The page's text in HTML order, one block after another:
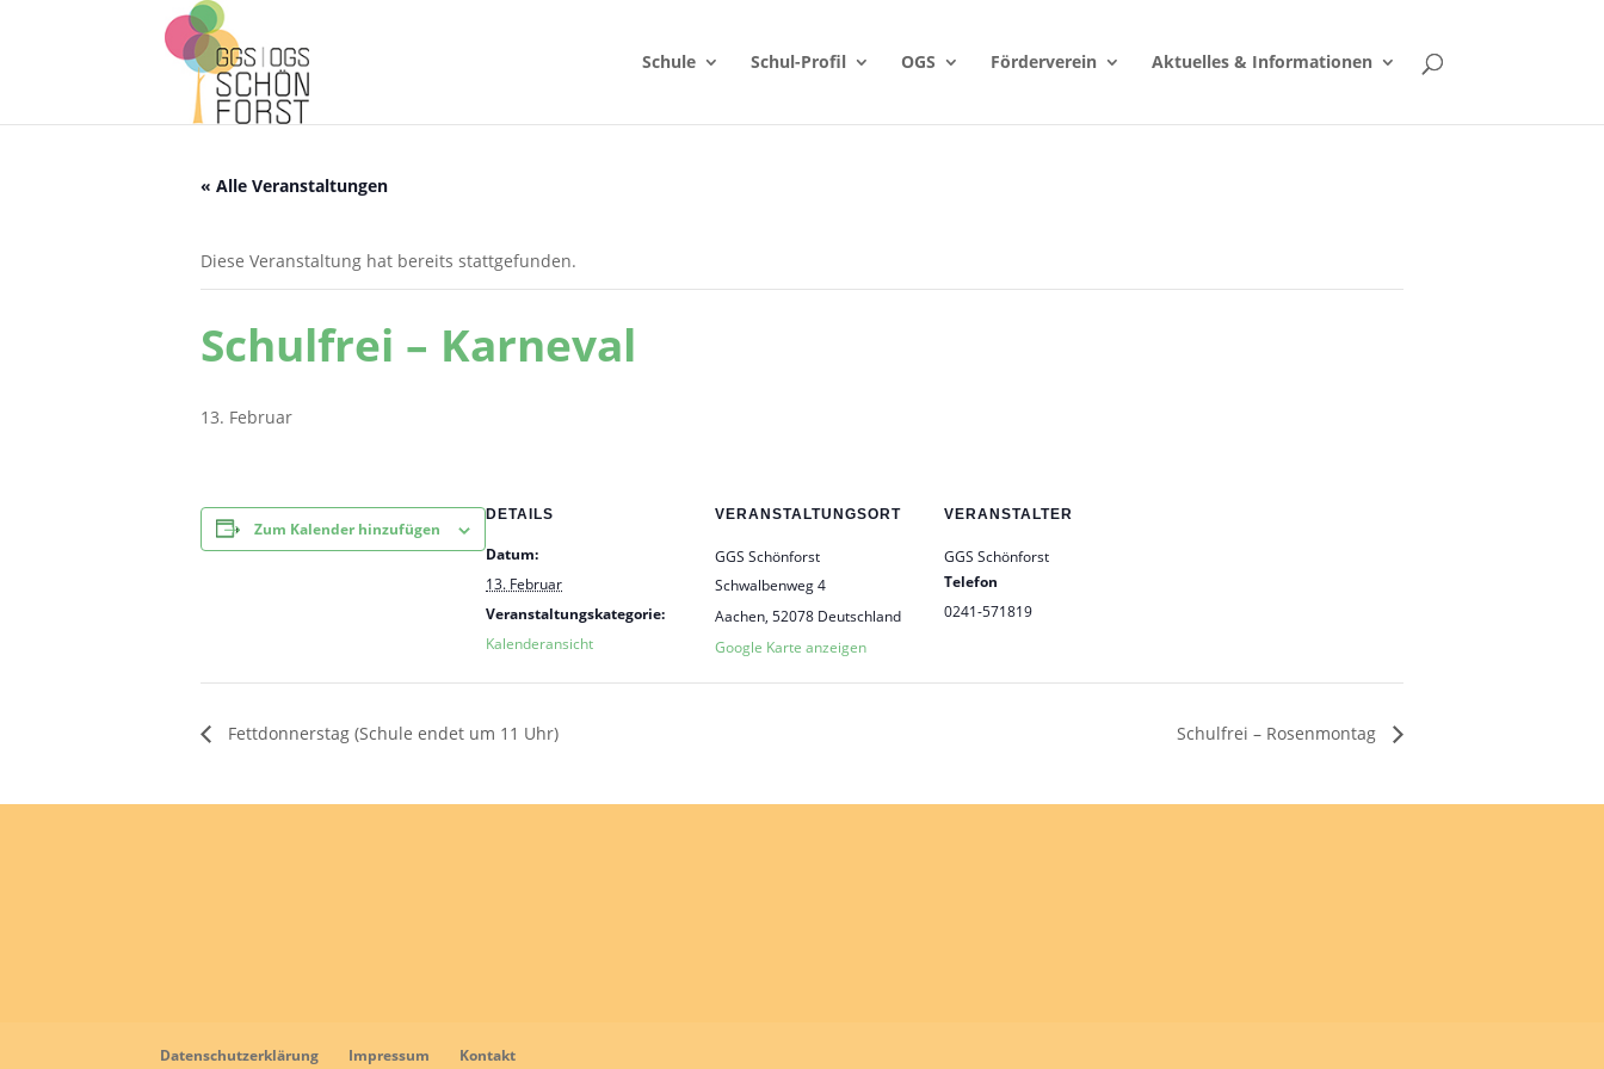
Schule Schul-Profil OGS Förderverein Aktuelles & Informationen
« Alle Veranstaltungen
Diese Veranstaltung hat bereits stattgefunden.
Schulfrei – Karneval
13. Februar
Zum Kalender hinzufügen
DETAILS
Datum:
13. Februar
Veranstaltungskategorie:
Kalenderansicht
VERANSTALTUNGSORT
GGS Schönforst
Schwalbenweg 4
Aachen, 52078 Deutschland
Google Karte anzeigen
VERANSTALTER
GGS Schönforst
Telefon
0241-571819
Fettdonnerstag (Schule endet um 11 Uhr) Schulfrei – Rosenmontag
Datenschutzerklärung Impressum Kontakt